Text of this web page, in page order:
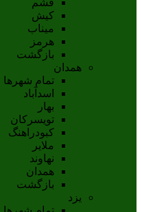
کيش
ميناب
هرمز
بازگشت
همدان
تمام شهر‌ها
اسدآباد
بهار
تويسرکان
کبودراهنگ
ملاير
نهاوند
همدان
بازگشت
یزد